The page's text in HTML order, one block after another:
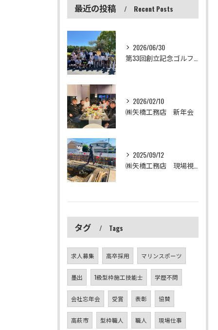
最近の投稿 Recent Posts
2026/06/30
2026/02/10
㈱矢橋工務店 新年会
2025/09/12
タグ Tags
求人募集 高卒採用 マリンスポーツ
墨出 1級型枠施工技能士 学歴不問
会社忘年会 受賞 表彰 協賛
高萩市 型枠職人 職人 現場仕事